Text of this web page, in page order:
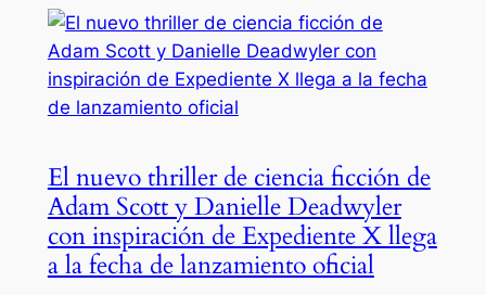
El nuevo thriller de ciencia ficción de
Adam Scott y Danielle Deadwyler
con inspiración de Expediente X llega
a la fecha de lanzamiento oficial